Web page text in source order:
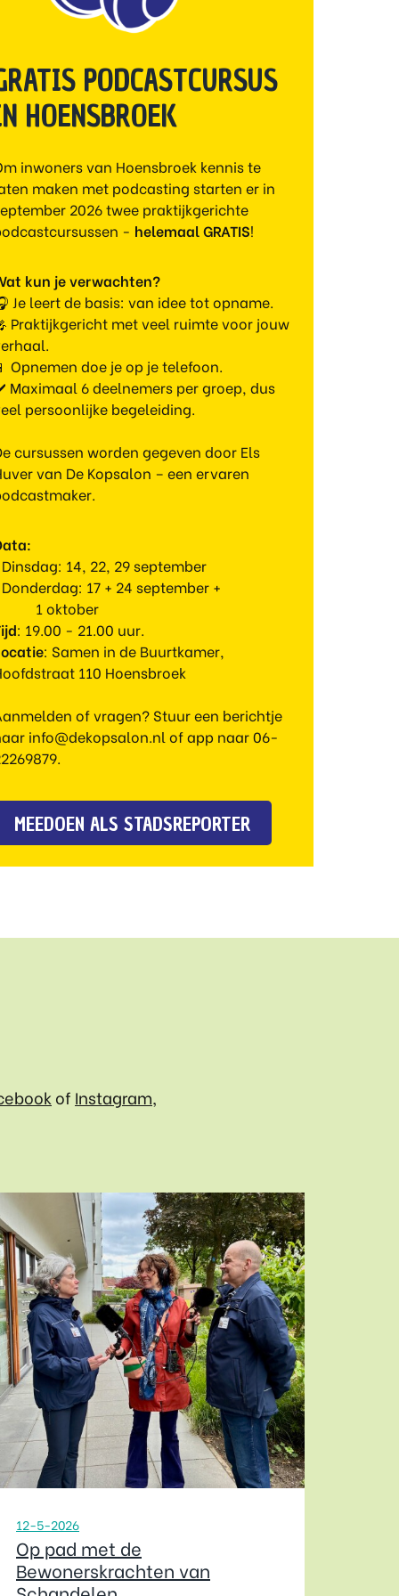
PODCASTCURSUS
HOENSBROEK
inwoners van Hoensbroek kennis te
maken met podcasting starten er in
2026 twee praktijkgerichte
- helemaalGRATIS!
kun je verwachten?
Je leert de basis: van idee tot opname.
Praktijkgericht met veel ruimte voor jouw
Opnemen doe je op je telefoon.
Maximaal 6 deelnemers per groep, dus
persoonlijke begeleiding.
cursussen worden gegeven door Els
van De Kopsalon – een ervaren
Dinsdag: 14, 22, 29 september
Donderdag: 17 + 24 september +
oktober
: 19.00 - 21.00 uur.
: Samen in de Buurtkamer,
110 Hoensbroek
of vragen? Stuur een berichtje
info@dekopsalon.nl of app naar 06-
MEEDOEN ALS STADSREPORTER
of Instagram,
12-5-2026
Op pad met de
Bewonerskrachten van